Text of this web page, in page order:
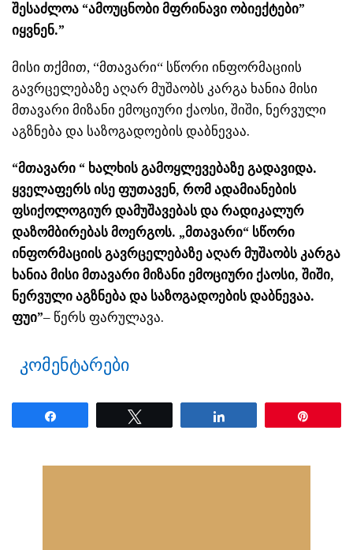
შესაძლოა “ამოუცნობი მფრინავი ობიექტები”
იყვნენ.”
მისი თქმით, “მთავარი“ სწორი ინფორმაციის
გავრცელებაზე აღარ მუშაობს კარგა ხანია მისი
მთავარი მიზანი ემოციური ქაოსი, შიში, ნერვული
აგზნება და საზოგადოების დაბნევაა.
“მთავარი “ ხალხის გამოყლევებაზე გადავიდა.
ყველაფერს ისე ფუთავენ, რომ ადამიანების
ფსიქოლოგიურ დამუშავებას და რადიკალურ
დაზომბირებას მოერგოს. „მთავარი“ სწორი
ინფორმაციის გავრცელებაზე აღარ მუშაობს კარგა
ხანია მისი მთავარი მიზანი ემოციური ქაოსი, შიში,
ნერვული აგზნება და საზოგადოების დაბნევაა.
ფუი”– წერს ფარულავა.
კომენტარები